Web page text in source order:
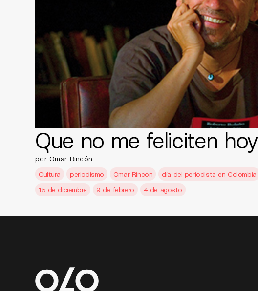
Que no me feliciten hoy
por Omar Rincón
Cultura
periodismo Omar Rincon
día del periodista en Colombia
15 de diciembre
9 de febrero 4 de agosto